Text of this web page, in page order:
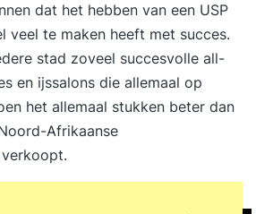
Voorafgaand aan de training
in. Wil je liever je
toelichten? Dan plannen
intakegesprek met je in.
achtergrond en
we je in een
vergelijkbare professionals.
optimaal aan op jouw situatie
dat het hebben van een USP
veel te maken heeft met succes.
stad zoveel succesvolle all-
en ijssalons die allemaal op
het allemaal stukken beter dan
Afrikaanse